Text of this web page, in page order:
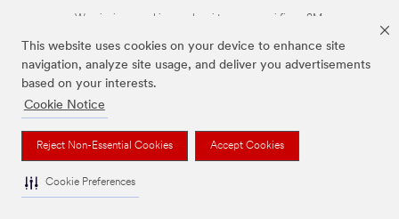
This website uses cookies on your device to enhance site
navigation, analyze site usage, and deliver you advertisements
based on your interests.
Cookie Notice
Reject Non-Essential Cookies Accept Cookies
Cookie Preferences
Wymienione marki są znakami towarowymi firmy 3M.